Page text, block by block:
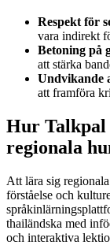
Respekt för
vara indirekt
Betoning på
att stärka
Undvikande
att framföra
Hur Talkpal
regionala
Att lära sig
förståelse och
thailändska med
och interaktiva